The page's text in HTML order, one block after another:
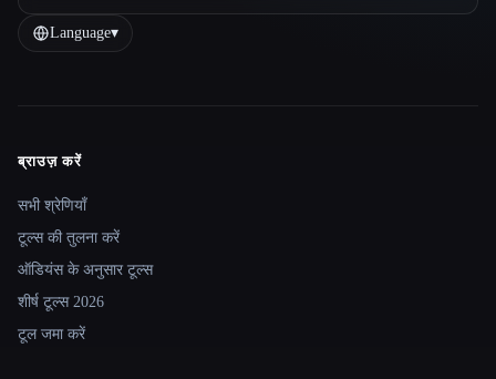
Language▾
Site navigation
ब्राउज़ करें
सभी श्रेणियाँ
टूल्स की तुलना करें
ऑडियंस के अनुसार टूल्स
शीर्ष टूल्स 2026
टूल जमा करें